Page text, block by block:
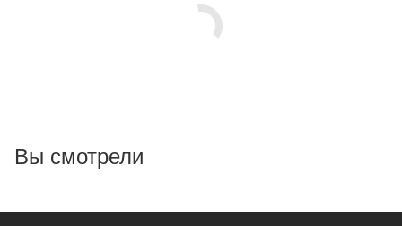
Вы смотрели